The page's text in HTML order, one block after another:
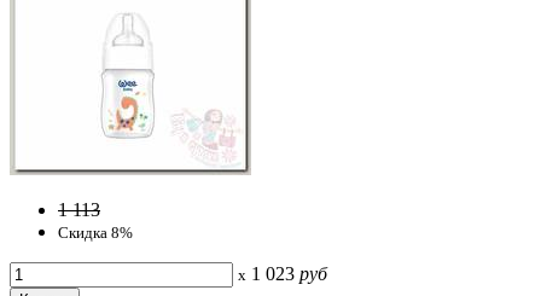
1 113
Скидка 8%
x 1 023 руб